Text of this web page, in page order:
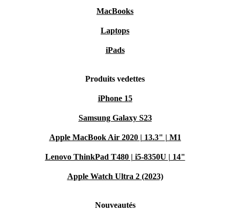
MacBooks
Laptops
iPads
Produits vedettes
iPhone 15
Samsung Galaxy S23
Apple MacBook Air 2020 | 13.3" | M1
Lenovo ThinkPad T480 | i5-8350U | 14"
Apple Watch Ultra 2 (2023)
Nouveautés